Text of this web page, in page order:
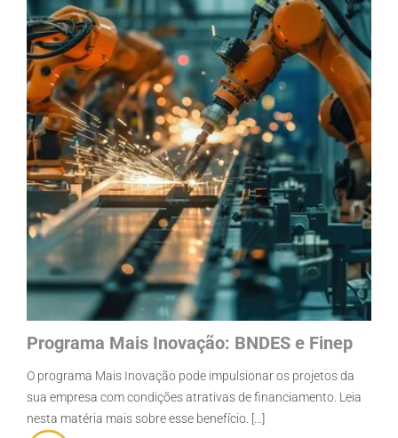
Programa Mais Inovação: BNDES e Finep
O programa Mais Inovação pode impulsionar os projetos da
sua empresa com condições atrativas de financiamento. Leia
nesta matéria mais sobre esse benefício. [...]